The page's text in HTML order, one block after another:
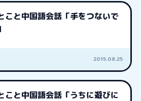
こと中国語会話「手をつないで
2015.08.25
こと中国語会話「うちに遊びに